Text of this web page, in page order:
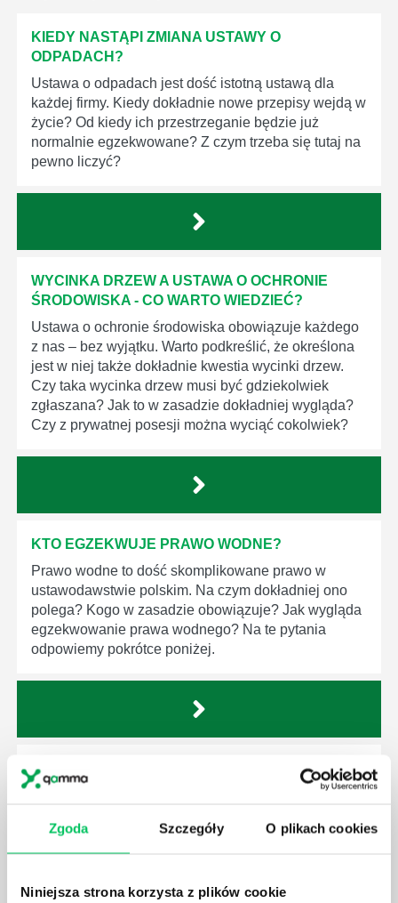
Zgoda Szczegóły O plikach cookies
Niniejsza strona korzysta z plików cookie
KIEDY NASTĄPI ZMIANA USTAWY O
ODPADACH?
Ustawa o odpadach jest dość istotną ustawą dla
każdej firmy. Kiedy dokładnie nowe przepisy wejdą w
życie? Od kiedy ich przestrzeganie będzie już
normalnie egzekwowane? Z czym trzeba się tutaj na
pewno liczyć?
WYCINKA DRZEW A USTAWA O OCHRONIE
ŚRODOWISKA - CO WARTO WIEDZIEĆ?
Ustawa o ochronie środowiska obowiązuje każdego
z nas – bez wyjątku. Warto podkreślić, że określona
jest w niej także dokładnie kwestia wycinki drzew.
Czy taka wycinka drzew musi być gdziekolwiek
zgłaszana? Jak to w zasadzie dokładniej wygląda?
Czy z prywatnej posesji można wyciąć cokolwiek?
KTO EGZEKWUJE PRAWO WODNE?
Prawo wodne to dość skomplikowane prawo w
ustawodawstwie polskim. Na czym dokładniej ono
polega? Kogo w zasadzie obowiązuje? Jak wygląda
egzekwowanie prawa wodnego? Na te pytania
odpowiemy pokrótce poniżej.
GDZIE MOŻEMY ZAPOZNAĆ SIĘ Z
WYMAGANIAMI NORM JAKOŚCI WYROBÓW
W związku z ogromnym rozwojem dzisiejszego
społeczeństwa wprowadzane jest coraz więcej reguł,
dziedziny gospodarki. Dzięki nim wszystkie firmy